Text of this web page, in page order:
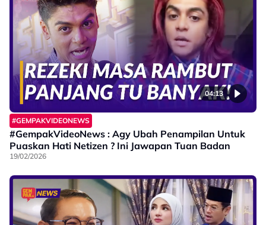
04:13
#GEMPAKVIDEONEWS
#GempakVideoNews : Agy Ubah Penampilan Untuk
Puaskan Hati Netizen ? Ini Jawapan Tuan Badan
19/02/2026